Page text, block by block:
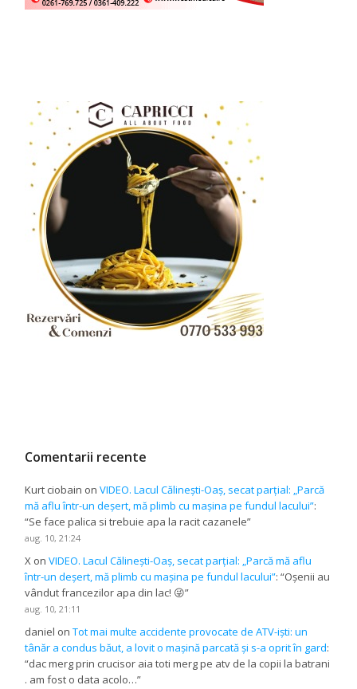
Comentarii recente
Kurt ciobain onVIDEO. Lacul Călinești-Oaș, secat parțial: „Parcă
mă aflu într-un deșert, mă plimb cu mașina pe fundul lacului”:
“Se face palica si trebuie apa la racit cazanele”
aug. 10, 21:24
X onVIDEO. Lacul Călinești-Oaș, secat parțial: „Parcă mă aflu
într-un deșert, mă plimb cu mașina pe fundul lacului”: “Oșenii au
vândut francezilor apa din lac! 😜”
aug. 10, 21:11
daniel onTot mai multe accidente provocate de ATV-iști: un
tânăr a condus băut, a lovit o mașină parcată și s-a oprit în gard:
“dac merg prin crucisor aia toti merg pe atv de la copii la batrani
. am fost o data acolo…”